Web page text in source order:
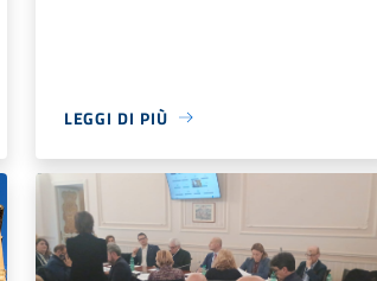
LEGGI DI PIÙ